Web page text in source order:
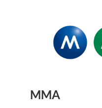
MMA